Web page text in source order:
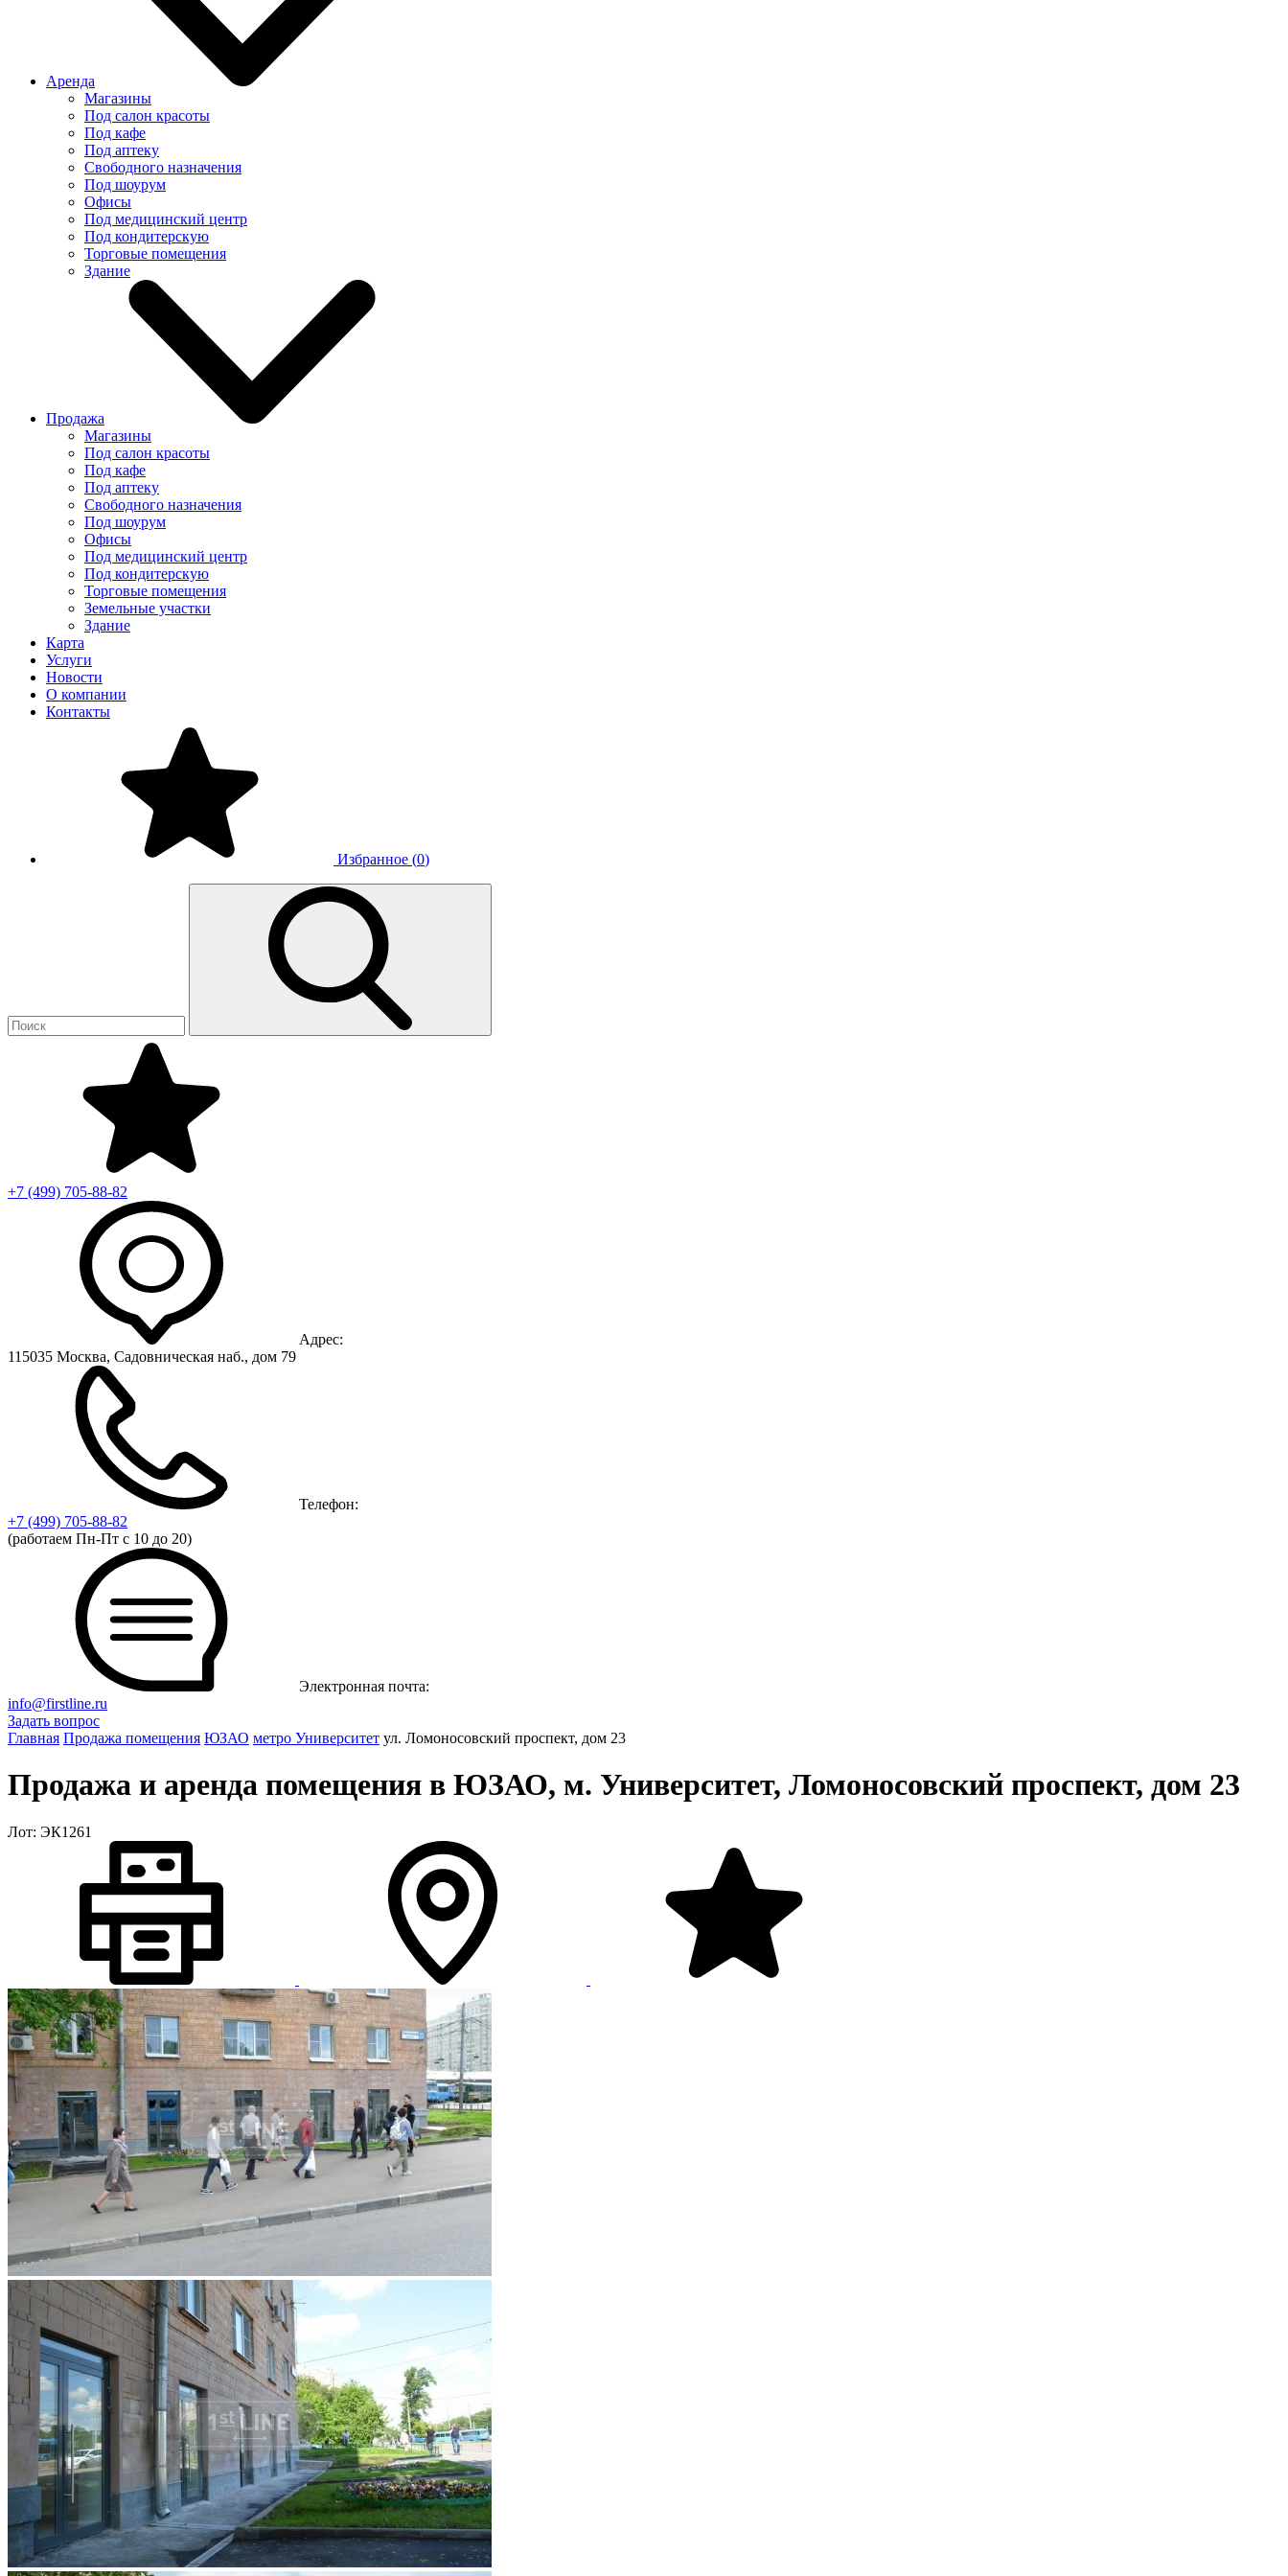
Аренда
Магазины
Под салон красоты
Под кафе
Под аптеку
Свободного назначения
Под шоурум
Офисы
Под медицинский центр
Под кондитерскую
Торговые помещения
Здание
Продажа
Магазины
Под салон красоты
Под кафе
Под аптеку
Свободного назначения
Под шоурум
Офисы
Под медицинский центр
Под кондитерскую
Торговые помещения
Земельные участки
Здание
Карта
Услуги
Новости
О компании
Контакты
Избранное (0)
+7 (499) 705-88-82
Адрес:
115035 Москва, Садовническая наб., дом 79
Телефон:
+7 (499) 705-88-82
(работаем Пн-Пт с 10 до 20)
Электронная почта:
info@firstline.ru
Задать вопрос
Главная Продажа помещения ЮЗАО метро Университет ул. Ломоносовский проспект, дом 23
Продажа и аренда помещения в ЮЗАО, м. Университет, Ломоносовский проспект, дом 23
Лот: ЭК1261